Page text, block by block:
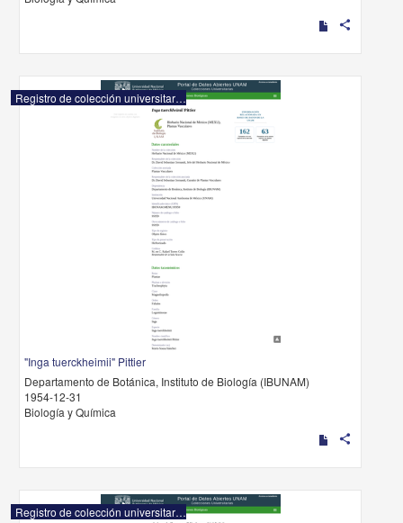
share
Registro de colección universitaria
"Inga tuerckheimii" Pittier
Departamento de Botánica, Instituto de Biología (IBUNAM)
1954-12-31
Biología y Química
share
Registro de colección universitaria